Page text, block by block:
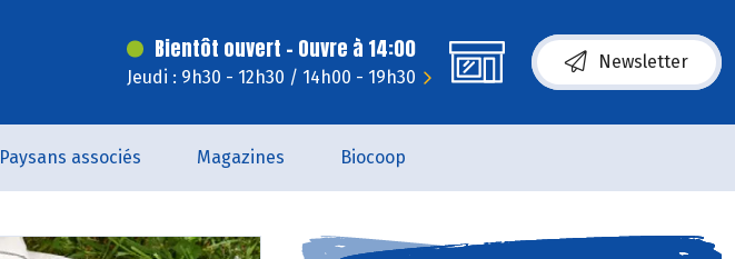
Bientôt ouvert - Ouvre à 14:00
Jeudi : 9h30 - 12h30 / 14h00 - 19h30
Newsletter
Paysans associés Magazines Biocoop